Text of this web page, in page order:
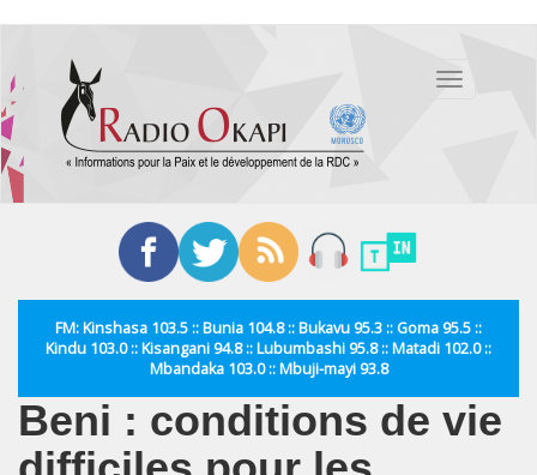
contenu
principal
Toggle
FM: Kinshasa 103.5 :: Bunia 104.8 :: Bukavu 95.3 :: Goma 95.5 ::
Kindu 103.0 :: Kisangani 94.8 :: Lubumbashi 95.8 :: Matadi 102.0 ::
Mbandaka 103.0 :: Mbuji-mayi 93.8
Beni : conditions de vie